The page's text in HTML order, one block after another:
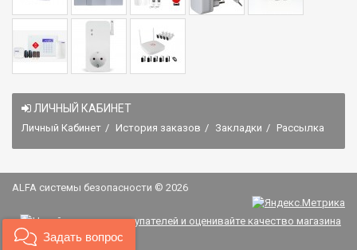
ЛИЧНЫЙ КАБИНЕТ
Личный Кабинет История заказов Закладки Рассылка
ALFA системы безопасности © 2026
Задать вопрос